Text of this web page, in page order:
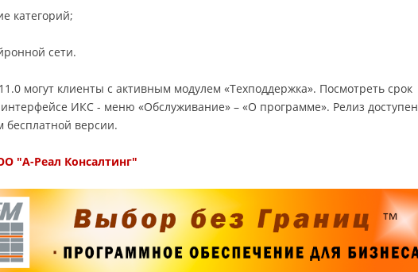
категорий;
сети.
могут клиенты с активным модулем «Техподдержка». Посмотреть срок
ИКС - меню «Обслуживание» – «О программе». Релиз доступен
бесплатной версии.
"А-Реал Консалтинг"